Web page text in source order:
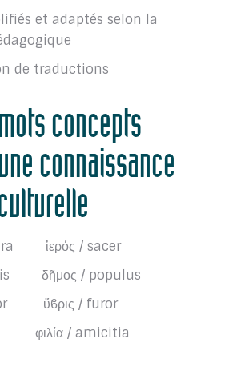
et adaptés selon la
de traductions
concepts
connaissance
ἱερός / sacer
δῆμος / populus
ὕϐρις / furor
… φιλία / amicitia